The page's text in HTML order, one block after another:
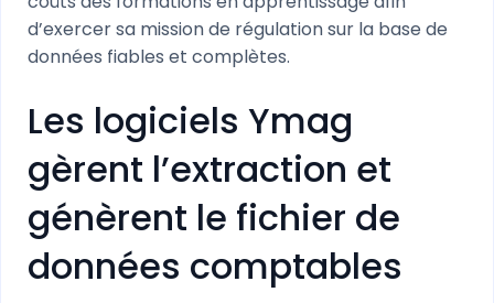
d’exercer sa mission de régulation sur la base de
données fiables et complètes.
Les logiciels Ymag
gèrent l’extraction et
génèrent le fichier de
données comptables